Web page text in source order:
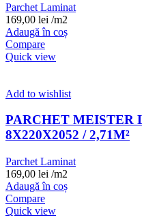
Parchet Laminat
169,00 lei /m2
Adaugă în coș
Compare
Quick view
Add to wishlist
PARCHET MEISTER
8X220X2052 / 2,71M²
Parchet Laminat
169,00 lei /m2
Adaugă în coș
Compare
Quick view